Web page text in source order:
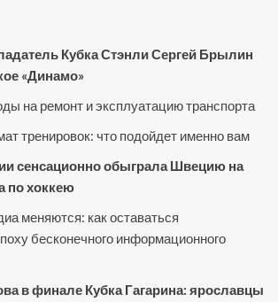
Кубка Стэнли Сергей Брылин
«Динамо»
на ремонт и эксплуатацию транспорта
тренировок: что подойдет именно вам
сенсационно обыграла Швецию на
по хоккею
меняются: как оставаться
бесконечного информационного
в финале Кубка Гагарина: ярославцы